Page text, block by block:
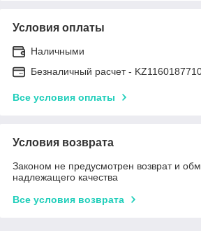
Условия оплаты
Наличными
Безналичный расчет -
Все условия оплаты
Условия возврата
Законом не предусмотрен возврат и
надлежащего качества
Все условия возврата